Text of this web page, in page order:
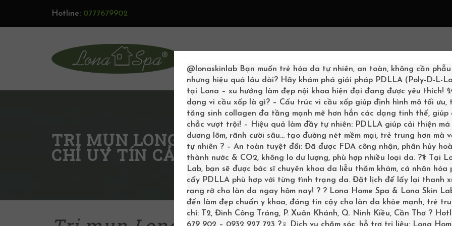
Hotline: 0777679902
TRỊ MỤN LONG XUYÊN – ĐỊA
CHỈ UY TÍN CẢI THIỆN DA
Trang chủ / Da liễu - điều
@lonaskinlabBạn muốn trẻ hóa da tự nhiên, an toàn, không cần
nhưng hiệu quả lâu dài? Hãy khám phá giải pháp PDLLA (Poly-D-L-
tại Lona – xu hướng làm đẹp nội khoa hiện đại đang được yêu thích!
dạng vi cầu xốp là gì? – Cấu trúc vi cầu xốp giúp định hình mô tối ưu,
tăng sinh collagen đa tầng mạnh mẽ hơn hẳn các dạng tinh thể, giúp
chắc vượt trội! – Hiệu quả làm đầy tự nhiên: PDLLA giúp cải thiện má
dương lõm, rãnh cười sâu… tạo đường nét mềm mại, trẻ trung hơn mà
tự nhiên ? – An toàn tuyệt đối: Đã được FDA công nhận, phân hủy
thành nước & CO2, không lo dư lượng, phù hợp nhiều loại da. ?‍⚕️ Tại
Lab, bạn sẽ được bác sĩ chuyên khoa da liễu thăm khám, cá nhân hóa
cấy PDLLA phù hợp với từng tình trạng da. Đặt lịch để lấy lại thanh
rạng rỡ cho làn da ngay hôm nay! ? ? Lona Home Spa & Lona Skin
đến làm đẹp chuẩn y khoa, đáng tin cậy cho làn da khỏe mạnh, trẻ
chỉ: T2, Đinh Công Tráng, P. Xuân Khánh, Q. Ninh Kiều, Cần Thơ ?